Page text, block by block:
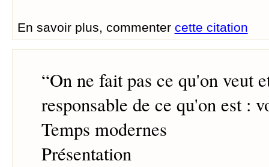
En savoir plus, commenter cette citation
“On ne fait pas ce qu'on veut
responsable de ce qu'on est :
Temps modernes
Présentation